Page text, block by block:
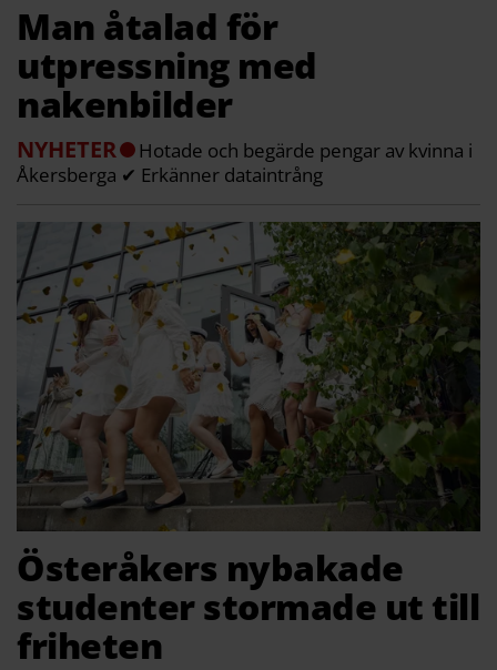
Man åtalad för
utpressning med
nakenbilder
NYHETER
Hotade och begärde pengar av kvinna i
Åkersberga ✔ Erkänner dataintrång
Österåkers nybakade
studenter stormade ut till
friheten